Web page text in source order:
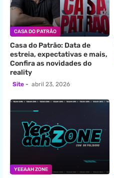
CASA DO PATRÃO
Casa do Patrão: Data de
estreia, expectativas e mais,
Confira as novidades do
reality
Site abril 23, 2026
YEEAAH ZONE